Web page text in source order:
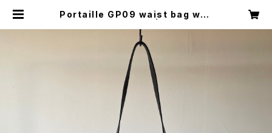
Portaille GP09 waist bag wax